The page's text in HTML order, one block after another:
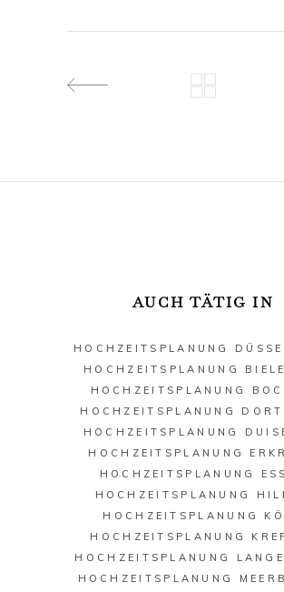
AUCH TÄTIG IN
HOCHZEITSPLANUNG
HOCHZEITSPLANUNG
HOCHZEITSPLANUNG
HOCHZEITSPLANUNG
HOCHZEITSPLANUNG
HOCHZEITSPLANUNG
HOCHZEITSPLANUNG
HOCHZEITSPLANUNG
HOCHZEITSPLANUNG
HOCHZEITSPLANUNG
HOCHZEITSPLANUNG
HOCHZEITSPLANUNG